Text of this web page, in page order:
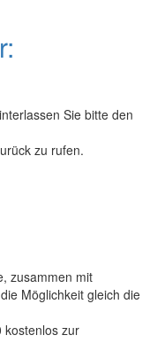
Sie bitte den
zu rufen.
zusammen mit
Möglichkeit gleich die
kostenlos zur